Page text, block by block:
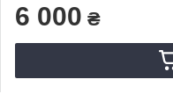
6 000 ₴